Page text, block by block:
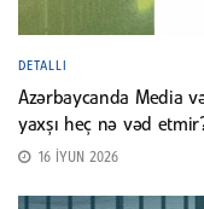
DETALLI
Azərbaycanda Media
yaxşı heç nə vəd
16 İYUN 2026